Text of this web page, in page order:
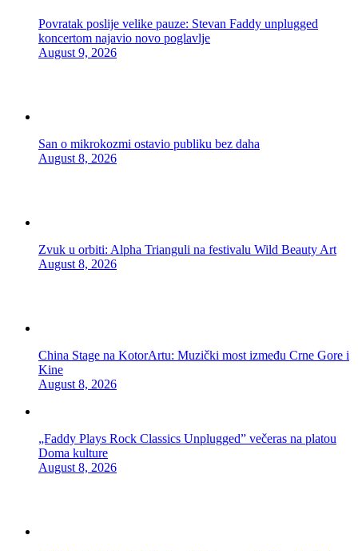
Povratak poslije velike pauze: Stevan Faddy unplugged
koncertom najavio novo poglavlje
August 9, 2026
San o mikrokozmi ostavio publiku bez daha
August 8, 2026
Zvuk u orbiti: Alpha Trianguli na festivalu Wild Beauty Art
August 8, 2026
China Stage na KotorArtu: Muzički most između Crne Gore i
Kine
August 8, 2026
„Faddy Plays Rock Classics Unplugged” večeras na platou
Doma kulture
August 8, 2026